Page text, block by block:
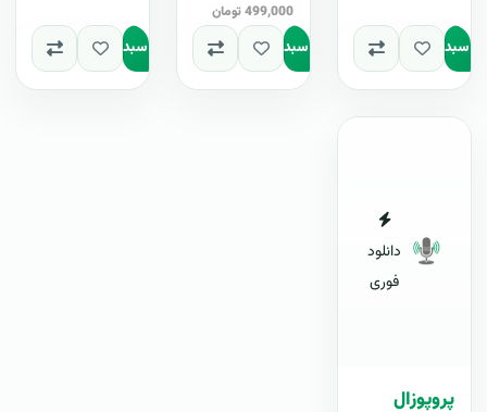
به سبد
499,000 تومان
افزودن به سبد افزودن به سبد
دانلود
فوری
پروپوزال